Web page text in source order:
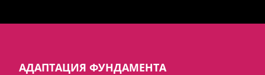
АДАПТАЦИЯ ФУНДАМЕНТА